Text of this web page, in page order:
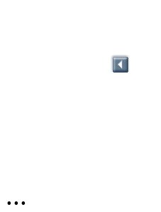
...